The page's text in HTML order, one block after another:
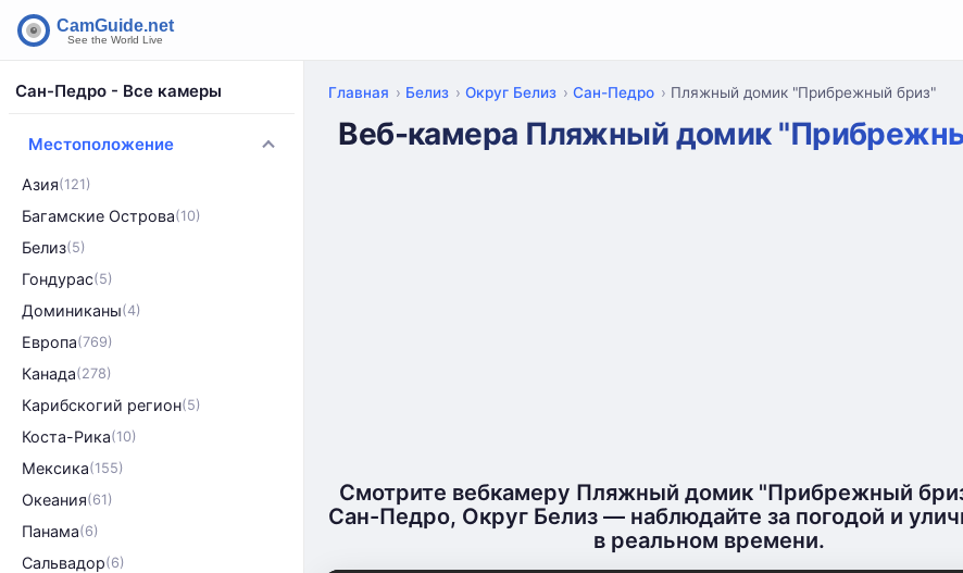
Сан-Педро - Все камеры
Местоположение
Азия(121)
Багамские Острова(10)
Белиз(5)
Гондурас(5)
Доминиканы(4)
Европа(769)
Канада(278)
Карибскогий регион(5)
Коста-Рика(10)
Мексика(155)
Океания(61)
Панама(6)
Сальвадор(6)
Главная Белиз Округ Белиз Сан-Педро Пляжный домик "Прибрежный бриз"
Веб-камера Пляжный домик
Смотрите вебкамеру Пляжный домик "Прибрежный
Сан-Педро, Округ Белиз — наблюдайте за погодой и
в реальном времени.